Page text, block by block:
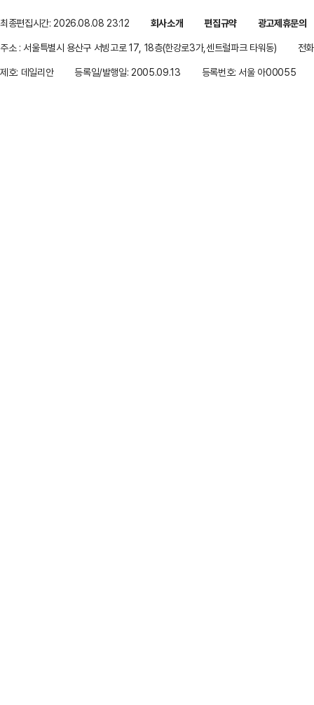
최종편집시간: 2026.08.08 23:12 회사소개 편집규약
광고제휴문의
주소 : 서울특별시 용산구 서빙고로 17, 18층(한강로3가,센트럴파크 타워동)
전
제호: 데일리안
등록일/발행일: 2005.09.13 등록번호: 서울 아00055